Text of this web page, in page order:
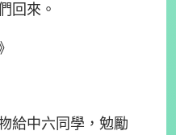
回來。
給中六同學，勉勵